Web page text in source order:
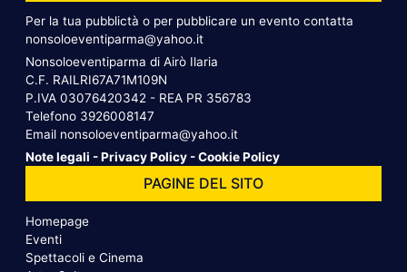
Per la tua pubblictà o per pubblicare un evento contatta
nonsoloeventiparma@yahoo.it
Nonsoloeventiparma di Airò Ilaria
C.F. RAILRI67A71M109N
P.IVA 03076420342 - REA PR 356783
Telefono 3926008147
Email nonsoloeventiparma@yahoo.it
Note legali -Privacy Policy -Cookie Policy
PAGINE DEL SITO
Homepage
Eventi
Spettacoli e Cinema